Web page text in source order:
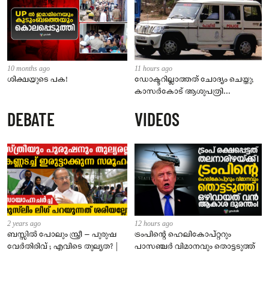
10 months ago
ശിക്ഷയുടെ പക!
11 hours ago
ഡോക്ടറില്ലാത്തത് ചോദ്യം ചെയ്തു;
കാസർകോട് ആശുപത്രി
നാട്ടുകാർക്കെതിരെ കേസ്
DEBATE
2 years ago
ബസ്സിൽ പോലും സ്ത്രീ – പുരുഷ
വേർതിരിവ് ; എവിടെ തുല്യത? |
VIDEOS
12 hours ago
ട്രംപിന്റെ ഹെലികോപ്റ്ററും
പാസഞ്ചര്‍ വിമാനവും തൊട്ടടുത്ത്